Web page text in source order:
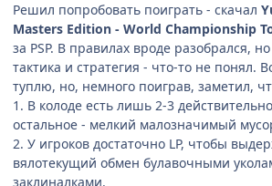
Решил попробовать поиграть - скачал
Masters Edition - World Championship
за PSP. В правилах вроде разобрался,
тактика и стратегия - что-то не понял.
туплю, но, немного поиграв, заметил,
1. В колоде есть лишь 2-3
остальное - мелкий малозначимый
2. У игроков достаточно LP, чтобы
вялотекущий обмен булавочными
заклиналками.